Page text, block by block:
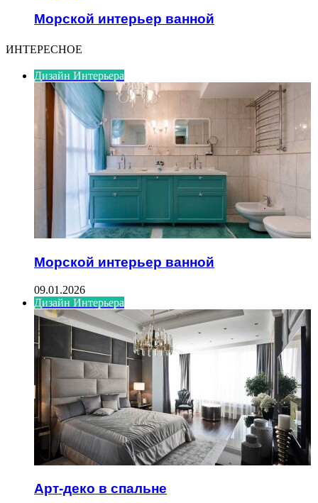
Морской интерьер ванной
ИНТЕРЕСНОЕ
Дизайн Интерьера
Морской интерьер ванной
09.01.2026
Дизайн Интерьера
Арт-деко в спальне